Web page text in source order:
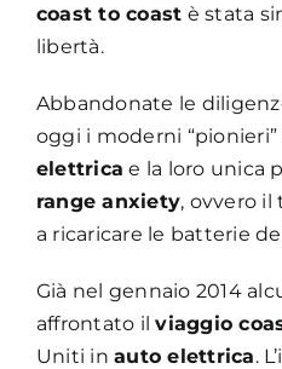
coast to coast è stata
libertà.
Abbandonate le
oggi i moderni
elettrica e la loro unica
range anxiety, ovvero
a ricaricare le batterie
Già nel gennaio 2014
affrontato ilviaggio
Uniti inauto elettrica.